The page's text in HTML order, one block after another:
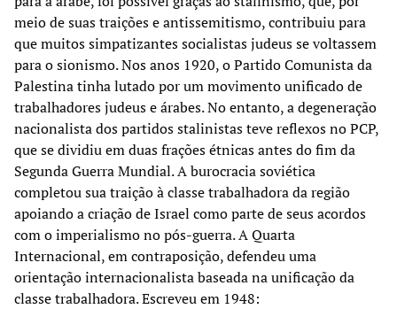
meio de suas traições e antissemitismo, contribuiu para
que muitos simpatizantes socialistas judeus se voltassem
para o sionismo. Nos anos 1920, o Partido Comunista da
Palestina tinha lutado por um movimento unificado de
trabalhadores judeus e árabes. No entanto, a degeneração
nacionalista dos partidos stalinistas teve reflexos no PCP,
que se dividiu em duas frações étnicas antes do fim da
Segunda Guerra Mundial. A burocracia soviética
completou sua traição à classe trabalhadora da região
apoiando a criação de Israel como parte de seus acordos
com o imperialismo no pós-guerra. A Quarta
Internacional, em contraposição, defendeu uma
orientação internacionalista baseada na unificação da
classe trabalhadora. Escreveu em 1948: